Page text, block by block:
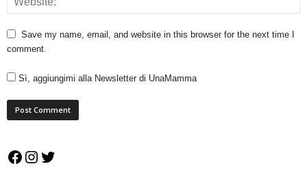
Save my name, email, and website in this browser for the next time I
comment.
Sì, aggiungimi alla Newsletter di UnaMamma
Facebook
Instagram
Twitter